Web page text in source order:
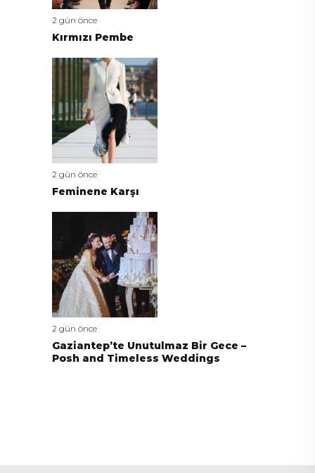
2 gün önce
Kırmızı Pembe
2 gün önce
Feminene Karşı
2 gün önce
Gaziantep’te Unutulmaz Bir Gece –
Posh and Timeless Weddings